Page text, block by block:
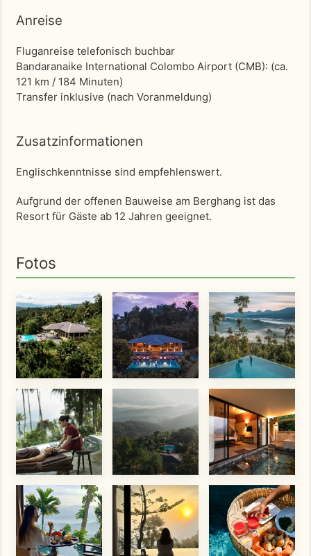
Anreise
Fluganreise telefonisch buchbar
Bandaranaike International Colombo Airport (CMB): (ca.
121 km / 184 Minuten)
Transfer inklusive (nach Voranmeldung)
Zusatzinformationen
Englischkenntnisse sind empfehlenswert.
Aufgrund der offenen Bauweise am Berghang ist das
Resort für Gäste ab 12 Jahren geeignet.
Fotos